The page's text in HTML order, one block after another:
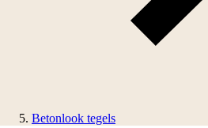
Betonlook tegels